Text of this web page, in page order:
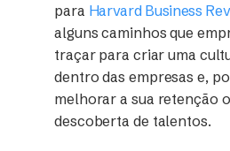
para Harvard Business
alguns caminhos que
traçar para criar uma
dentro das empresas e,
melhorar a sua retenção
descoberta de talentos.